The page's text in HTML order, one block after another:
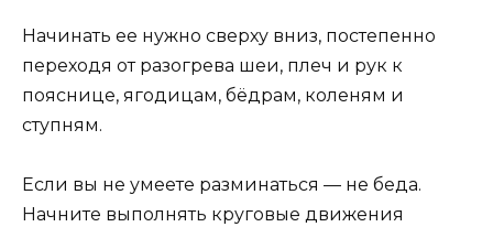
Начинать ее нужно сверху вниз, постепенно
переходя от разогрева шеи, плеч и рук к
пояснице, ягодицам, бёдрам, коленям и
ступням.
Если вы не умеете разминаться — не беда.
Начните выполнять круговые движения